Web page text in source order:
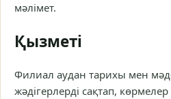
мәлімет.
Қызметі
Филиал аудан тарихы мен
жәдігерлерді сақтап,